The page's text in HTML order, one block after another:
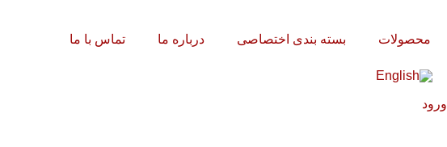
محصولات بسته بندی اختصاصی درباره ما تماس با ما
ورود